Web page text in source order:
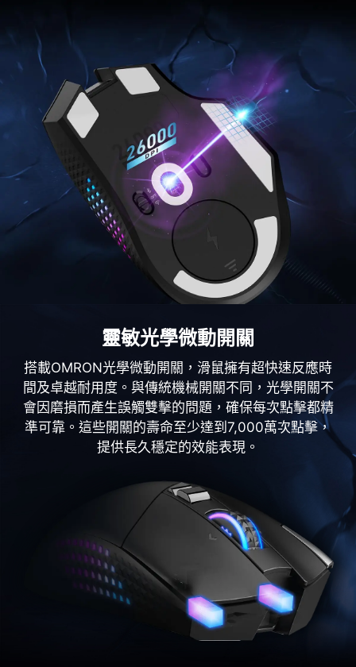
靈敏光學微動開關
搭載OMRON光學微動開關，滑鼠擁有超快速反應時
間及卓越耐用度。與傳統機械開關不同，光學開關不
會因磨損而產生誤觸雙擊的問題，確保每次點擊都精
準可靠。這些開關的壽命至少達到7,000萬次點擊，
提供長久穩定的效能表現。